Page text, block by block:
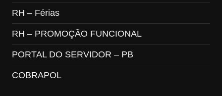
RH – Férias
RH – PROMOÇÃO FUNCIONAL
PORTAL DO SERVIDOR – PB
COBRAPOL